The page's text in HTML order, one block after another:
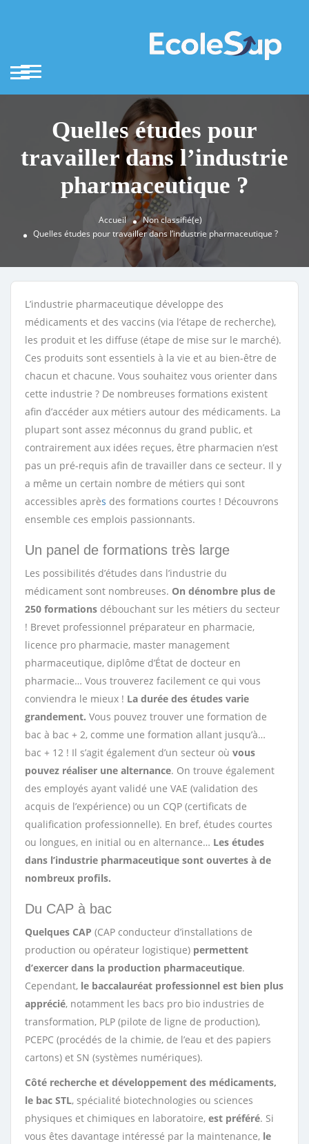
Quelles études pour
travailler dans l’industrie
pharmaceutique ?
Accueil
Non classifié(e)
Quelles études pour travailler dans l’industrie pharmaceutique ?
L’industrie pharmaceutique développe des
médicaments et des vaccins (via l’étape de recherche),
les produit et les diffuse (étape de mise sur le marché).
Ces produits sont essentiels à la vie et au bien-être de
chacun et chacune. Vous souhaitez vous orienter dans
cette industrie ? De nombreuses formations existent
afin d’accéder aux métiers autour des médicaments. La
plupart sont assez méconnus du grand public, et
contrairement aux idées reçues, être pharmacien n’est
pas un pré-requis afin de travailler dans ce secteur. Il y
a même un certain nombre de métiers qui sont
accessibles après des formations courtes ! Découvrons
ensemble ces emplois passionnants.
Un panel de formations très large
Les possibilités d’études dans l’industrie du
médicament sont nombreuses. On dénombre plus de
250 formations débouchant sur les métiers du secteur
! Brevet professionnel préparateur en pharmacie,
licence pro pharmacie, master management
pharmaceutique, diplôme d’État de docteur en
pharmacie… Vous trouverez facilement ce qui vous
conviendra le mieux ! La durée des études varie
grandement. Vous pouvez trouver une formation de
bac à bac + 2, comme une formation allant jusqu’à…
bac + 12 ! Il s’agit également d’un secteur où vous
pouvez réaliser une alternance. On trouve également
des employés ayant validé une VAE (validation des
acquis de l’expérience) ou un CQP (certificats de
qualification professionnelle). En bref, études courtes
ou longues, en initial ou en alternance… Les études
dans l’industrie pharmaceutique sont ouvertes à de
nombreux profils.
Du CAP à bac
Quelques CAP (CAP conducteur d’installations de
production ou opérateur logistique) permettent
d’exercer dans la production pharmaceutique.
Cependant, le baccalauréat professionnel est bien plus
apprécié, notamment les bacs pro bio industries de
transformation, PLP (pilote de ligne de production),
PCEPC (procédés de la chimie, de l’eau et des papiers
cartons) et SN (systèmes numériques).
Côté recherche et développement des médicaments,
le bac STL, spécialité biotechnologies ou sciences
physiques et chimiques en laboratoire, est préféré. Si
vous êtes davantage intéressé par la maintenance, le